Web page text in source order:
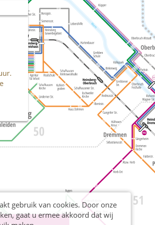
gebruik van cookies. Door onze
gaat u ermee akkoord dat wij